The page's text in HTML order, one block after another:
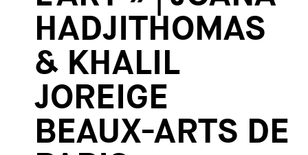
HADJITHOMAS
& KHALIL
JOREIGE
BEAUX-ARTS DE